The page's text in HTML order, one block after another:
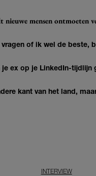
mensen ontmoeten
of ik wel de beste,
ex op je LinkedIn-tijdlijn
kant van het land,
INTERVIEW